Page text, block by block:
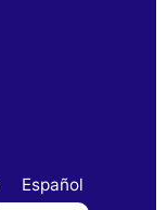
Español